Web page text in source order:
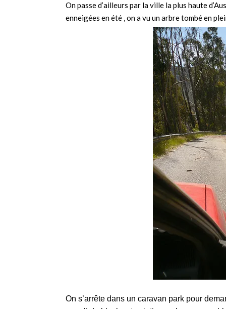
On passe d’ailleurs par la ville la plus haute
enneigées en été , on a vu un arbre tombé en
On s’arrête dans un caravan park pour